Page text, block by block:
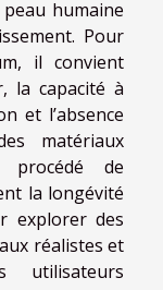
humaine
Pour
il convient
la capacité à
et l’absence
matériaux
de
la longévité
explorer des
réalistes et
utilisateurs